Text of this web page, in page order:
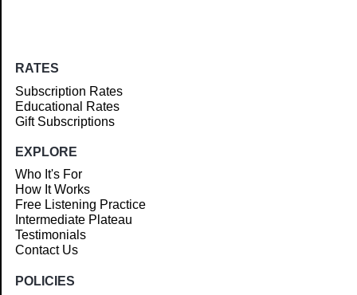
RATES
Subscription Rates
Educational Rates
Gift Subscriptions
EXPLORE
Who It's For
How It Works
Free Listening Practice
Intermediate Plateau
Testimonials
Contact Us
POLICIES